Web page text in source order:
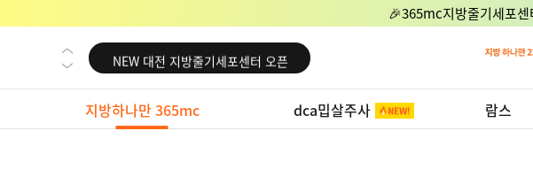
🎉365mc지방줄기세포
NEW 교대 지방줄기세포센터 오픈
NEW 대전 지방줄기세포센터 오픈
NEW 노원 지방줄기세포센터 오픈
NEW 미국 LA점 오픈
지방하나만 365mc dca밉살주사 람스